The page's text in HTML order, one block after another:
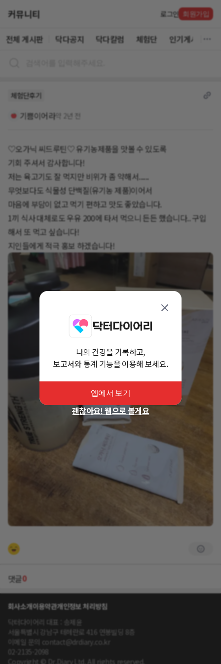
커뮤니티 로그인 회원가입
전체 게시판 닥다공지 닥다칼럼 체험단 인기게시글
체험단후기
기쁨이어라약 2년 전
♡오가닉 씨드루틴♡ 유기농제품을 맛볼 수 있도록
기회 주셔서 감사합니다!
저는 육고기도 잘 먹지만 비위가 좀 약해서......
무엇보다도 식물성 단백질(유기농 제품)이어서
마음에 부담이 없고 먹기 편하고 맛도 좋았습니다.
1끼 식사 대체로도 우유 200에 타서 먹으니 든든 했습니다.. 구입
해서 또 먹고 싶습니다!
지인들에게 적극 홍보 하겠습니다!
댓글0
회사소개이용약관개인정보 처리방침
닥터다이어리 대표 : 송제윤
서울특별시 강남구 테헤란로 416 연봉빌딩 8층
이메일 문의 contact@drdiary.co.kr
02-2135-2098
Copyright © Dr.Diary Ltd. All rights reserved.
나의 건강을 기록하고,
보고서와 통계 기능을 이용해 보세요.
앱에서 보기
괜찮아요! 웹으로 볼게요